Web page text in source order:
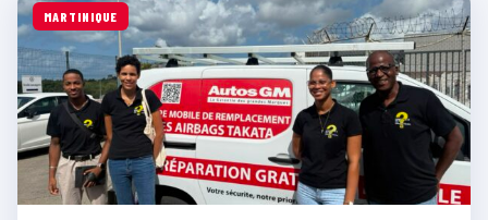
MARTINIQUE